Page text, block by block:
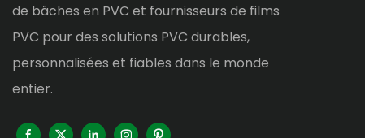
de bâches en PVC et fournisseurs de films
PVC pour des solutions PVC durables,
personnalisées et fiables dans le monde
entier.